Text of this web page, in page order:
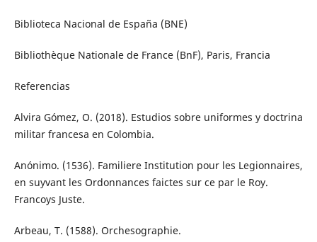
Biblioteca Nacional de España (BNE)
Bibliothèque Nationale de France (BnF), Paris, Francia
Referencias
Alvira Gómez, O. (2018). Estudios sobre uniformes y doctrina
militar francesa en Colombia.
Anónimo. (1536). Familiere Institution pour les Legionnaires,
en suyvant les Ordonnances faictes sur ce par le Roy.
Francoys Juste.
Arbeau, T. (1588). Orchesographie.